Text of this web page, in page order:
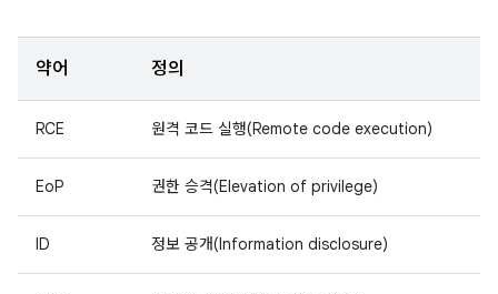
약어 정의
RCE 원격 코드 실행(Remote code execution)
EoP 권한 승격(Elevation of privilege)
ID 정보 공개(Information disclosure)